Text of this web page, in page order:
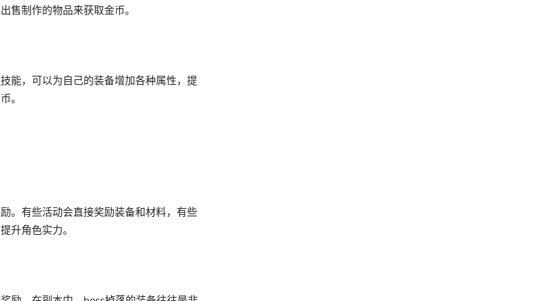
售制作的物品来获取金币。
能，可以为自己的装备增加各种属性，提
。
。有些活动会直接奖励装备和材料，有些
升角色实力。